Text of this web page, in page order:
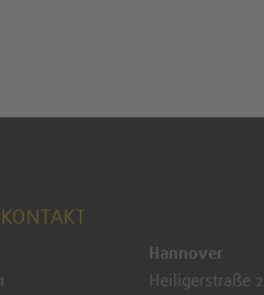
Hannover
Heiligerstraße 2